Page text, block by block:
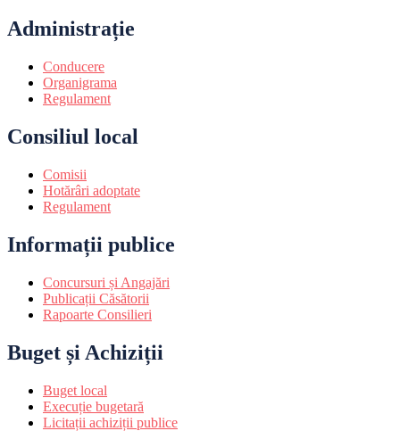
Administrație
Conducere
Organigrama
Regulament
Consiliul local
Comisii
Hotărâri adoptate
Regulament
Informații publice
Concursuri și Angajări
Publicații Căsătorii
Rapoarte Consilieri
Buget și Achiziții
Buget local
Execuție bugetară
Licitații achiziții publice